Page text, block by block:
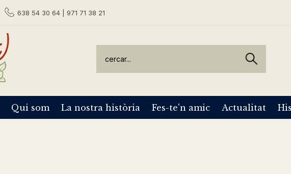
638 54 30 64 | 971 71 38 21
Qui som La nostra història Fes-te'n amic Actualitat